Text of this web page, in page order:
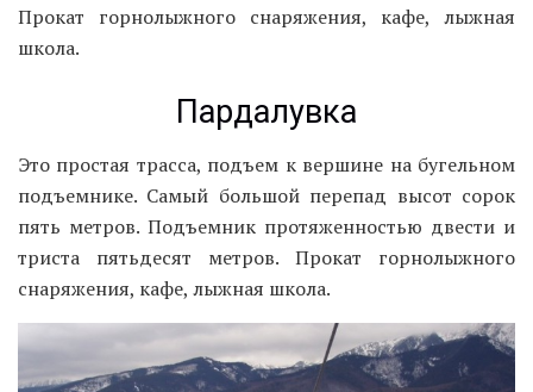
Прокат горнолыжного снаряжения, кафе, лыжная
школа.
Пардалувка
Это простая трасса, подъем к вершине на бугельном
подъемнике. Самый большой перепад высот сорок
пять метров. Подъемник протяженностью двести и
триста пятьдесят метров. Прокат горнолыжного
снаряжения, кафе, лыжная школа.